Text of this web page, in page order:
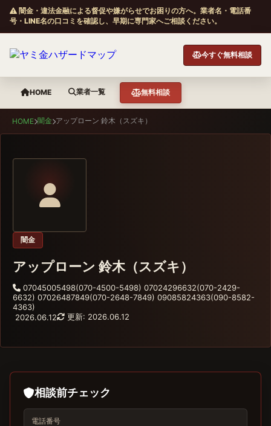
闇金・違法金融による督促や嫌がらせでお困りの方へ。業者名・電話番
号・LINE名の口コミを確認し、早期に専門家へご相談ください。
今すぐ無料相談
HOME 業者一覧 無料相談
HOME 闇金 アップローン 鈴木（スズキ）
闇金
アップローン 鈴木（スズキ）
07045005498(070-4500-5498) 07024296632(070-2429-
6632) 07026487849(070-2648-7849) 09085824363(090-8582-
4363)
2026.06.12
更新: 2026.06.12
相談前チェック
電話番号